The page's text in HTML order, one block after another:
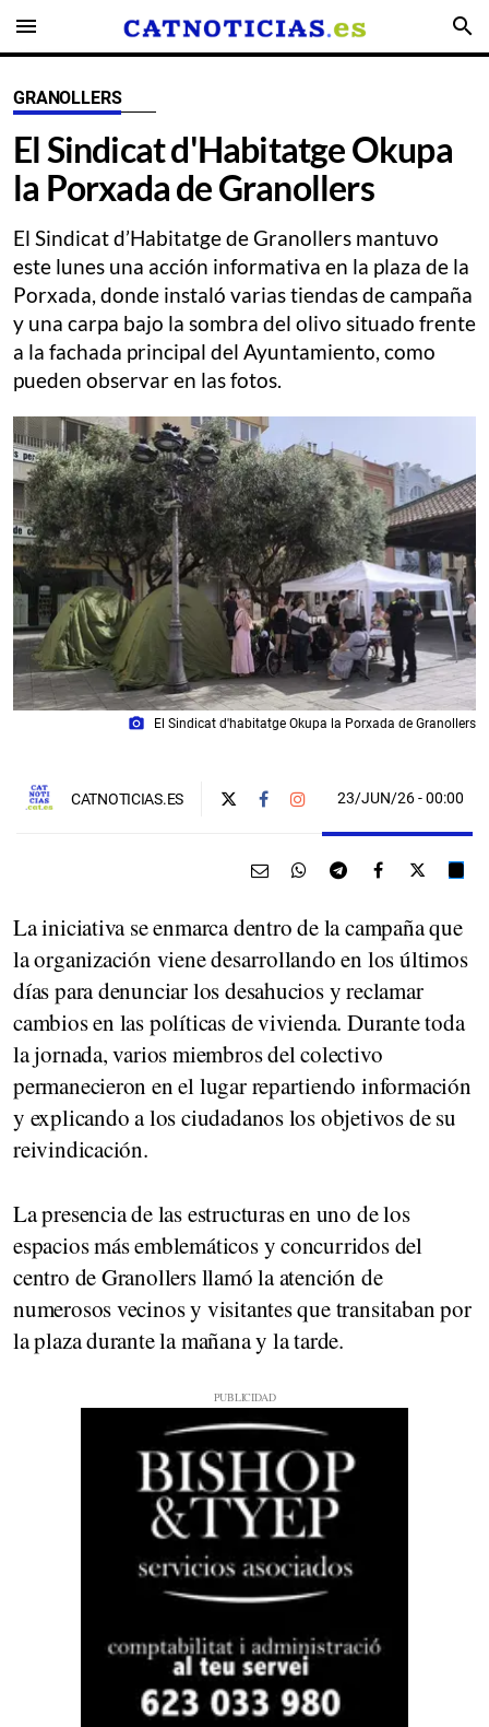
menu search
GRANOLLERS
El Sindicat d'Habitatge Okupa
la Porxada de Granollers
El Sindicat d’Habitatge de Granollers mantuvo
este lunes una acción informativa en la plaza de la
Porxada, donde instaló varias tiendas de campaña
y una carpa bajo la sombra del olivo situado frente
a la fachada principal del Ayuntamiento, como
pueden observar en las fotos.
photo_camera El Sindicat d'habitatge Okupa la Porxada de Granollers
CATNOTICIAS.ES 23/JUN/26- 00:00
La iniciativa se enmarca dentro de la campaña que
la organización viene desarrollando en los últimos
días para denunciar los desahucios y reclamar
cambios en las políticas de vivienda. Durante toda
la jornada, varios miembros del colectivo
permanecieron en el lugar repartiendo información
y explicando a los ciudadanos los objetivos de su
reivindicación.
La presencia de las estructuras en uno de los
espacios más emblemáticos y concurridos del
centro de Granollers llamó la atención de
numerosos vecinos y visitantes que transitaban por
la plaza durante la mañana y la tarde.